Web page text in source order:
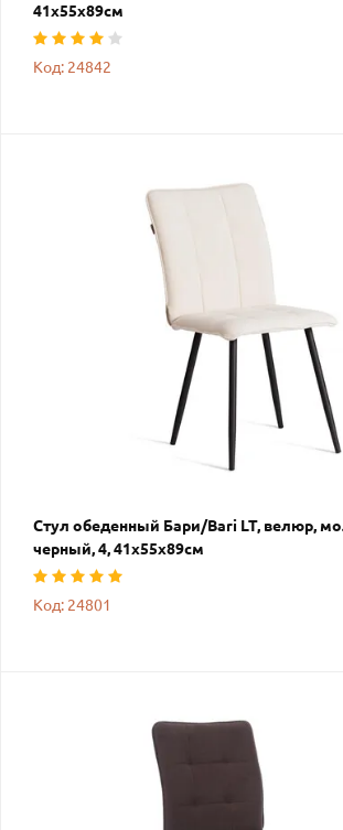
41х55х89см
Код: 24842
Стул обеденный Бари/Bari LT, велюр,
черный, 4, 41х55х89см
Код: 24801